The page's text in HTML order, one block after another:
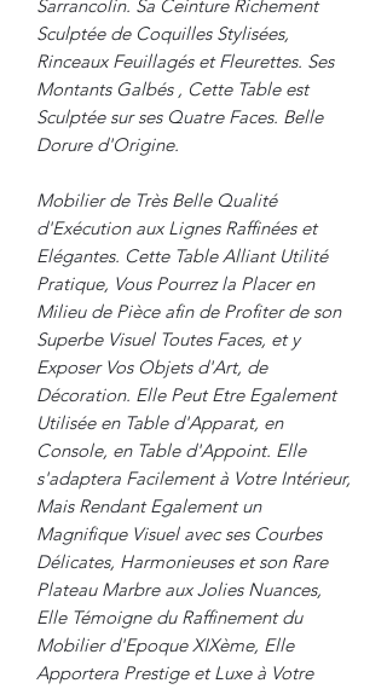
Sarrancolin. Sa Ceinture Richement
Sculptée de Coquilles Stylisées,
Rinceaux Feuillagés et Fleurettes. Ses
Montants Galbés , Cette Table est
Sculptée sur ses Quatre Faces. Belle
Dorure d'Origine.
Mobilier de Très Belle Qualité
d'Exécution aux Lignes Raffinées et
Elégantes. Cette Table Alliant Utilité
Pratique, Vous Pourrez la Placer en
Milieu de Pièce afin de Profiter de son
Superbe Visuel Toutes Faces, et y
Exposer Vos Objets d'Art, de
Décoration. Elle Peut Etre Egalement
Utilisée en Table d'Apparat, en
Console, en Table d'Appoint. Elle
s'adaptera Facilement à Votre Intérieur,
Mais Rendant Egalement un
Magnifique Visuel avec ses Courbes
Délicates, Harmonieuses et son Rare
Plateau Marbre aux Jolies Nuances,
Elle Témoigne du Raffinement du
Mobilier d'Epoque XIXème, Elle
Apportera Prestige et Luxe à Votre